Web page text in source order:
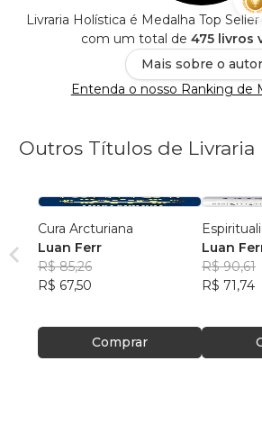
Livraria Holística é Medalha Top
com um total de 475 livros
Mais sobre o autor
Entenda o nosso Ranking de
Outros Títulos de Livraria
Cura Arcturiana
Luan Ferr
R$ 85,26
R$ 67,50
Comprar
Luan
R$ 90,61
R$ 71,74